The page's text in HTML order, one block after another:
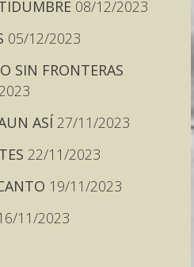
08/12/2023
05/12/2023
SIN FRONTERAS
ASÍ 27/11/2023
22/11/2023
19/11/2023
11/2023